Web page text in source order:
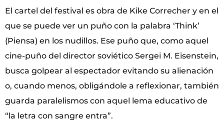
El cartel del festival es obra de Kike Correcher y en el
que se puede ver un puño con la palabra ‘Think’
(Piensa) en los nudillos. Ese puño que, como aquel
cine-puño del director soviético Sergei M. Eisenstein,
busca golpear al espectador evitando su alienación
o, cuando menos, obligándole a reflexionar, también
guarda paralelismos con aquel lema educativo de
“la letra con sangre entra”.